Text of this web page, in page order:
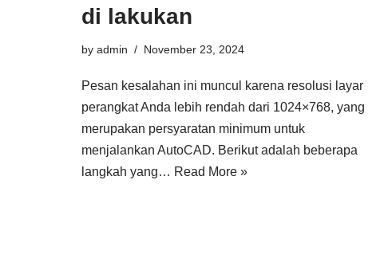
di lakukan
by admin November 23, 2024
Pesan kesalahan ini muncul karena resolusi layar
perangkat Anda lebih rendah dari 1024×768, yang
merupakan persyaratan minimum untuk
menjalankan AutoCAD. Berikut adalah beberapa
langkah yang… Read More »